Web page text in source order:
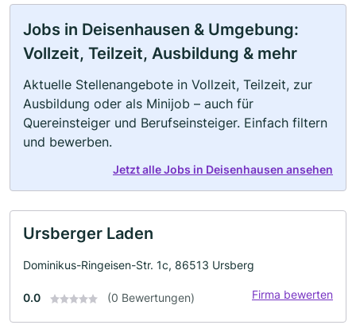
Jobs in Deisenhausen & Umgebung:
Vollzeit, Teilzeit, Ausbildung & mehr
Aktuelle Stellenangebote in Vollzeit, Teilzeit, zur
Ausbildung oder als Minijob – auch für
Quereinsteiger und Berufseinsteiger. Einfach filtern
und bewerben.
Jetzt alle Jobs in Deisenhausen ansehen
Ursberger Laden
Dominikus-Ringeisen-Str. 1c, 86513 Ursberg
0.0 (0 Bewertungen) Firma bewerten